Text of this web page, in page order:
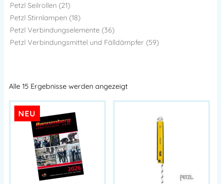
Petzl Seilrollen (21)
Petzl Stirnlampen (18)
Petzl Verbindungselemente (36)
Petzl Verbindungsmittel und Fälldämpfer (59)
Alle 15 Ergebnisse werden angezeigt
NEU